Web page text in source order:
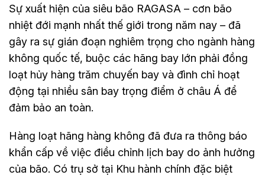
Sự xuất hiện của siêu bão RAGASA – cơn bão
nhiệt đới mạnh nhất thế giới trong năm nay – đã
gây ra sự gián đoạn nghiêm trọng cho ngành hàng
không quốc tế, buộc các hãng bay lớn phải đồng
loạt hủy hàng trăm chuyến bay và đình chỉ hoạt
động tại nhiều sân bay trọng điểm ở châu Á để
đảm bảo an toàn.
Hàng loạt hãng hàng không đã đưa ra thông báo
khẩn cấp về việc điều chỉnh lịch bay do ảnh hưởng
của bão. Có trụ sở tại Khu hành chính đặc biệt